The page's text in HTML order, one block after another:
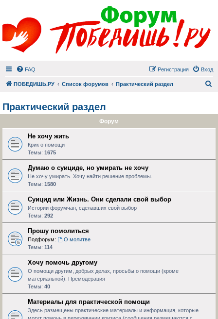
FAQ Вход
Регистрация
ПОБЕДИШЬ.РУ Список форумов Практический раздел
Практический раздел
Форум
Не хочу жить
Крик о помощи
Темы: 1675
Думаю о суициде, но умирать не хочу
Не хочу умирать. Хочу найти решение проблемы.
Темы: 1580
Суицид или Жизнь. Они сделали свой выбор
Истории форумчан, сделавших свой выбор
Темы: 292
Прошу помолиться
Подфорум:
О молитве
Темы: 114
Хочу помочь другому
О помощи другим, добрых делах, просьбы о помощи (кроме
материальной). Премодерация
Темы: 40
Материалы для практической помощи
Здесь размещены практические материалы и информация, которые